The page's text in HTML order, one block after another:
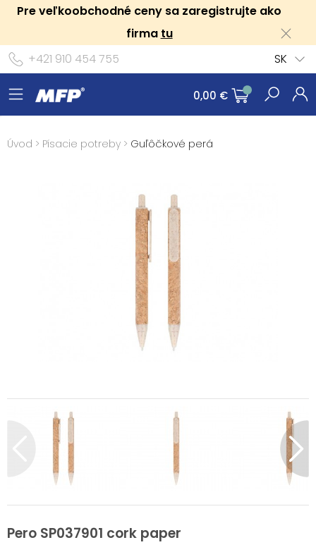
Pre veľkoobchodné ceny sa zaregistrujte ako
firma tu
+421 910 454 755
SK
0,00 €
Úvod > Písacie potreby > Guľôčkové perá
Pero SP037901 cork paper